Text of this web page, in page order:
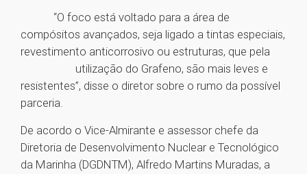
“O foco está voltado para a área de
compósitos avançados, seja ligado a tintas especiais,
revestimento anticorrosivo ou estruturas, que pela
utilização do Grafeno, são mais leves e
resistentes”, disse o diretor sobre o rumo da possível
parceria.
De acordo o Vice-Almirante e assessor chefe da
Diretoria de Desenvolvimento Nuclear e Tecnológico
da Marinha (DGDNTM), Alfredo Martins Muradas, a